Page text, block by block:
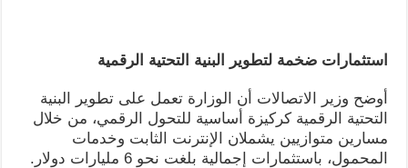
استثمارات ضخمة لتطوير البنية التحتية الرقمية
أوضح وزير الاتصالات أن الوزارة تعمل على تطوير البنية
التحتية الرقمية كركيزة أساسية للتحول الرقمي، من خلال
مسارين متوازيين يشملان الإنترنت الثابت وخدمات
المحمول، باستثمارات إجمالية بلغت نحو 6 مليارات دولار.